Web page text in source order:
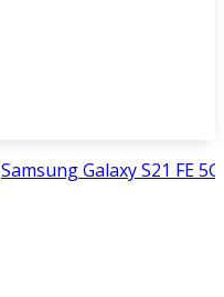
Samsung Galaxy S21 FE 5G